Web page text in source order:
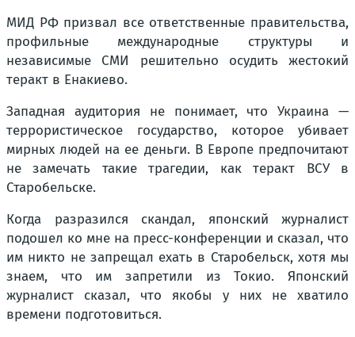
МИД РФ призвал все ответственные правительства,
профильные международные структуры и
независимые СМИ решительно осудить жестокий
теракт в Енакиево.
Западная аудитория не понимает, что Украина —
террористическое государство, которое убивает
мирных людей на ее деньги. В Европе предпочитают
не замечать такие трагедии, как теракт ВСУ в
Старобельске.
Когда разразился скандал, японский журналист
подошел ко мне на пресс-конференции и сказал, что
им никто не запрещал ехать в Старобельск, хотя мы
знаем, что им запретили из Токио. Японский
журналист сказал, что якобы у них не хватило
времени подготовиться.